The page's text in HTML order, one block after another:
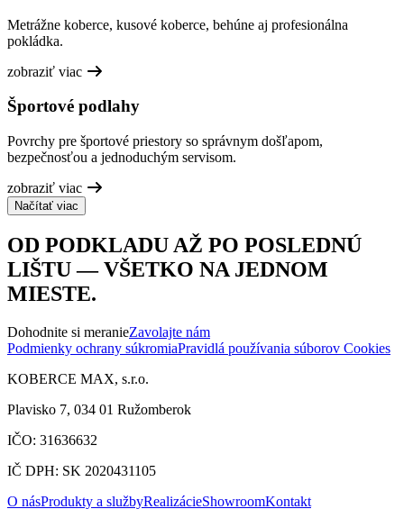
Metrážne koberce, kusové koberce, behúne aj profesionálna
pokládka.
zobraziť viac
Športové podlahy
Povrchy pre športové priestory so správnym došľapom,
bezpečnosťou a jednoduchým servisom.
zobraziť viac
Načítať viac
OD PODKLADU AŽ PO POSLEDNÚ
LIŠTU — VŠETKO NA JEDNOM
MIESTE.
Dohodnite si meranieZavolajte nám
Podmienky ochrany súkromiaPravidlá používania súborov Cookies
KOBERCE MAX, s.r.o.
Plavisko 7, 034 01 Ružomberok
IČO: 31636632
IČ DPH: SK 2020431105
O násProdukty a službyRealizácieShowroomKontakt